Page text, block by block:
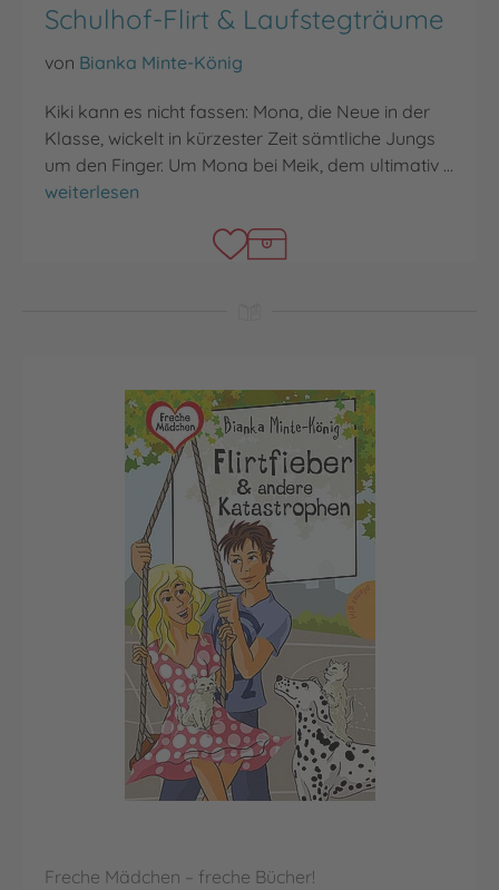
Schulhof-Flirt & Laufstegträume
von Bianka Minte-König
Kiki kann es nicht fassen: Mona, die Neue in der
Klasse, wickelt in kürzester Zeit sämtliche Jungs
um den Finger. Um Mona bei Meik, dem ultimativ …
Schulhof-Flirt & Laufstegträume
weiterlesen
Freche Mädchen – freche Bücher!